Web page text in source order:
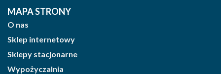
MAPA STRONY
O nas
Sklep internetowy
Sklepy stacjonarne
Wypożyczalnia